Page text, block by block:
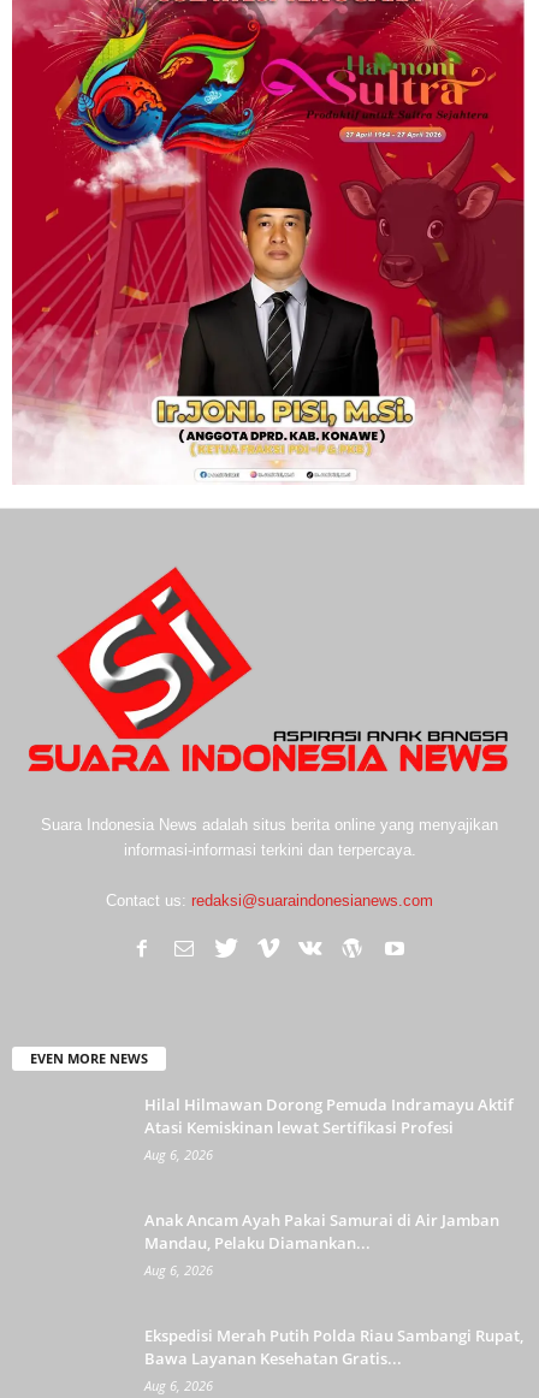
Suara Indonesia News adalah situs berita online yang menyajikan
informasi-informasi terkini dan terpercaya.
Contact us: redaksi@suaraindonesianews.com
EVEN MORE NEWS
Hilal Hilmawan Dorong Pemuda Indramayu Aktif
Atasi Kemiskinan lewat Sertifikasi Profesi
Aug 6, 2026
Anak Ancam Ayah Pakai Samurai di Air Jamban
Mandau, Pelaku Diamankan...
Aug 6, 2026
Ekspedisi Merah Putih Polda Riau Sambangi Rupat,
Bawa Layanan Kesehatan Gratis...
Aug 6, 2026